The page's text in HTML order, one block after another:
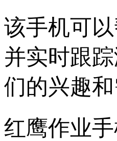
该手机可
并实时跟
们的兴趣
红鹰作业